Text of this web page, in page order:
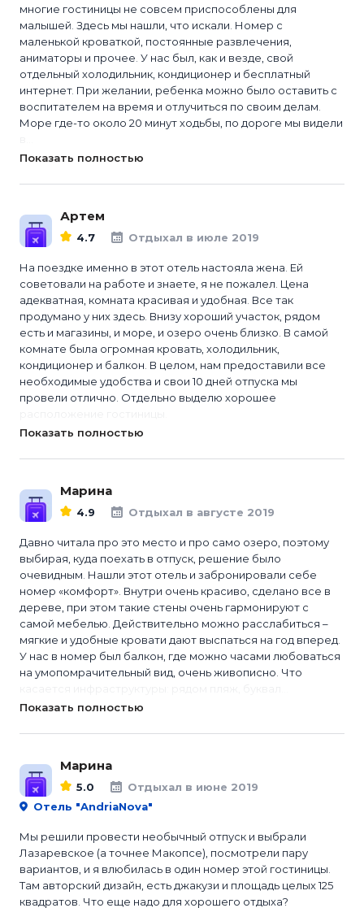
многие гостиницы не совсем приспособлены для
малышей. Здесь мы нашли, что искали. Номер с
маленькой кроваткой, постоянные развлечения,
аниматоры и прочее. У нас был, как и везде, свой
отдельный холодильник, кондиционер и бесплатный
интернет. При желании, ребенка можно было оставить с
воспитателем на время и отлучиться по своим делам.
Море где-то около 20 минут ходьбы, по дороге мы видели
Показать полностью
Артем
4.7 Отдыхал в июле 2019
На поездке именно в этот отель настояла жена. Ей
советовали на работе и знаете, я не пожалел. Цена
адекватная, комната красивая и удобная. Все так
продумано у них здесь. Внизу хороший участок, рядом
есть и магазины, и море, и озеро очень близко. В самой
комнате была огромная кровать, холодильник,
кондиционер и балкон. В целом, нам предоставили все
необходимые удобства и свои 10 дней отпуска мы
провели отлично. Отдельно выделю хорошее
Показать полностью
Марина
4.9 Отдыхал в августе 2019
Давно читала про это место и про само озеро, поэтому
выбирая, куда поехать в отпуск, решение было
очевидным. Нашли этот отель и забронировали себе
номер «комфорт». Внутри очень красиво, сделано все в
дереве, при этом такие стены очень гармонируют с
самой мебелью. Действительно можно расслабиться –
мягкие и удобные кровати дают выспаться на год вперед.
У нас в номер был балкон, где можно часами любоваться
на умопомрачительный вид, очень живописно. Что
Показать полностью
Марина
5.0
Отдыхал в июне 2019
Отель "AndriaNova"
Мы решили провести необычный отпуск и выбрали
Лазаревское (а точнее Макопсе), посмотрели пару
вариантов, и я влюбилась в один номер этой гостиницы.
Там авторский дизайн, есть джакузи и площадь целых 125
квадратов. Что еще надо для хорошего отдыха?